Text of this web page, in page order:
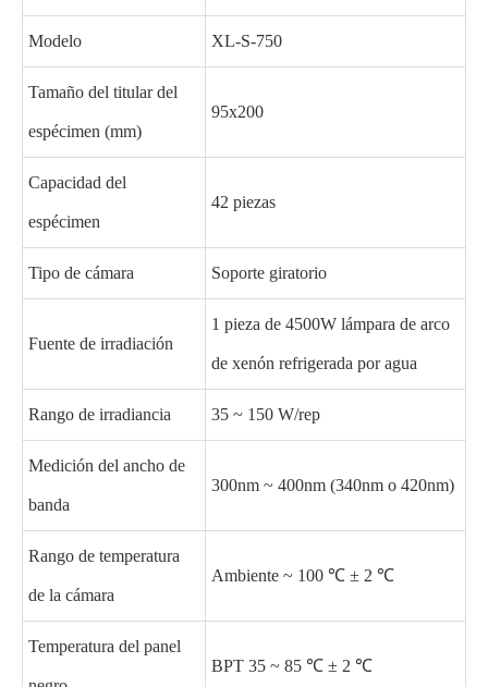
Modelo XL-S-750
Tamaño del titular del
espécimen (mm)
95x200
Capacidad del
espécimen
42 piezas
Tipo de cámara Soporte giratorio
Fuente de irradiación
1 pieza de 4500W lámpara de arco
de xenón refrigerada por agua
Rango de irradiancia 35 ~ 150 W/rep
Medición del ancho de
banda
300nm ~ 400nm (340nm o 420nm)
Rango de temperatura
de la cámara
Ambiente ~ 100 ℃ ± 2 ℃
Temperatura del panel
BPT 35 ~ 85 ℃ ± 2 ℃